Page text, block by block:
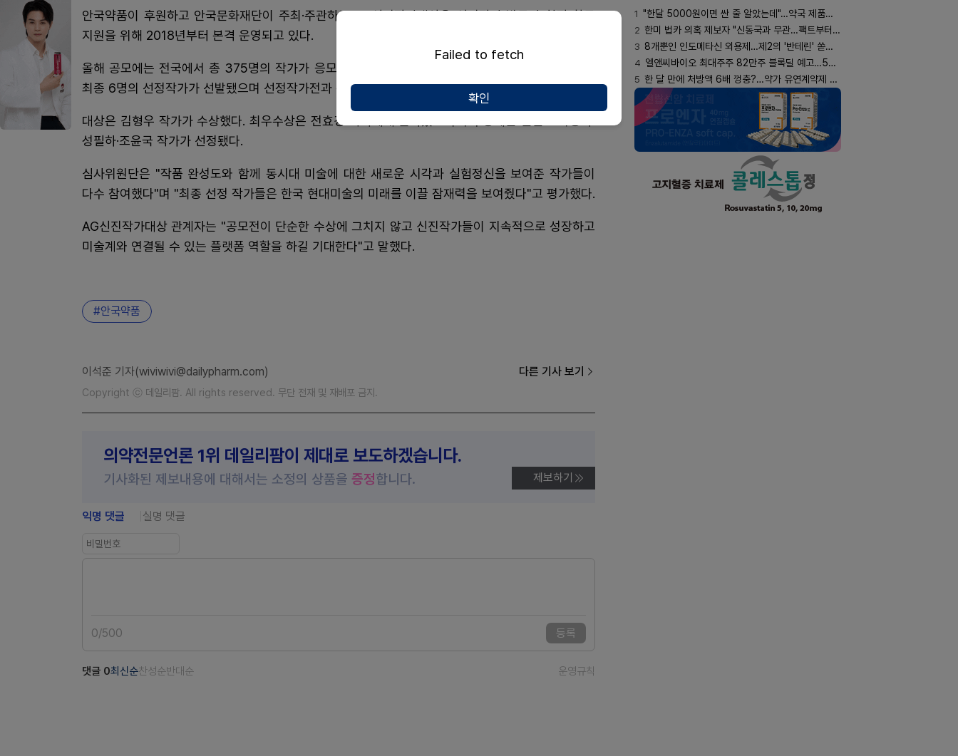
안국약품이 후원하고 안국문화재단이 주최·주관하는 AG신진작가대상은 신진작가 발굴과 창작 활동
지원을 위해 2018년부터 본격 운영되고 있다.
올해 공모에는 전국에서 총 375명의 작가가 응모했다. 1차 서류심사와 2차 포트폴리오 심사를 거쳐
최종 6명의 선정작가가 선발됐으며 선정작가전과 본심사를 통해 최종 수상자가 결정됐다.
대상은 김형우 작가가 수상했다. 최우수상은 전효경 작가에게 돌아갔으며 우수상에는 문준호·박종화·
성필하·조윤국 작가가 선정됐다.
심사위원단은 "작품 완성도와 함께 동시대 미술에 대한 새로운 시각과 실험정신을 보여준 작가들이
다수 참여했다"며 "최종 선정 작가들은 한국 현대미술의 미래를 이끌 잠재력을 보여줬다"고 평가했다.
AG신진작가대상 관계자는 "공모전이 단순한 수상에 그치지 않고 신진작가들이 지속적으로 성장하고
미술계와 연결될 수 있는 플랫폼 역할을 하길 기대한다"고 말했다.
안국약품
이석준 기자(wiviwivi@dailypharm.com) 다른 기사 보기
Copyright ⓒ 데일리팜. All rights reserved. 무단 전재 및 재배포 금지.
의약전문언론 1위 데일리팜이 제대로 보도하겠습니다.
기사화된 제보내용에 대해서는 소정의 상품을 증정합니다. 제보하기
익명 댓글 실명 댓글
0/500 등록
댓글 0최신순찬성순반대순 운영규칙
1 "한달 5000원이면 싼 줄 알았는데"…약국 제품과 비교해보니
2 한미 법카 의혹 제보자 "신동국과 무관…팩트부터 따져야"
3 8개뿐인 인도메타신 외용제…제2의 '반테린' 쏟아지나
4 엘앤씨바이오 최대주주 82만주 블록딜 예고…500억 규모
5 한 달 만에 처방액 6배 껑충?…약가 유연계약제 착시효과
Failed to fetch
확인